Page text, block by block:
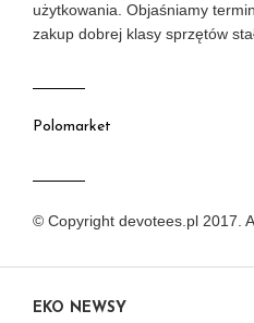
użytkowania. Objaśniamy
zakup dobrej klasy sprzętów
Polomarket
© Copyright devotees.pl 2017.
EKO NEWSY